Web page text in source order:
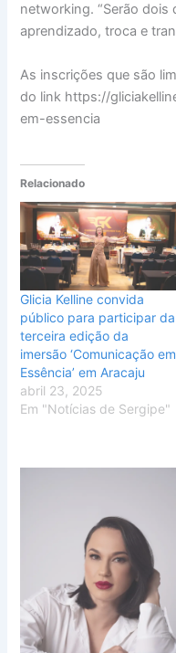
networking. “Serão dois
aprendizado, troca e
As inscrições que são
do link https://
em-essencia
Relacionado
Glicia Kelline convida
público para participar da
terceira edição da
imersão ‘Comunicação em
Essência’ em Aracaju
abril 23, 2025
Em "Notícias de Sergipe"